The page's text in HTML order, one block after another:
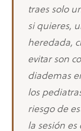
traes solo
si quieres,
heredada,
evitar son
diademas
los
riesgo de
la sesión